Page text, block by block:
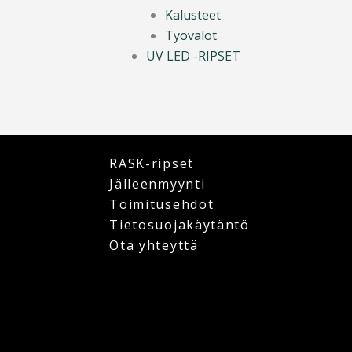
Kalusteet
Työvalot
UV LED -RIPSET
RASK-ripset
Jälleenmyynti
Toimitusehdot
Tietosuojakäytäntö
Ota yhteyttä